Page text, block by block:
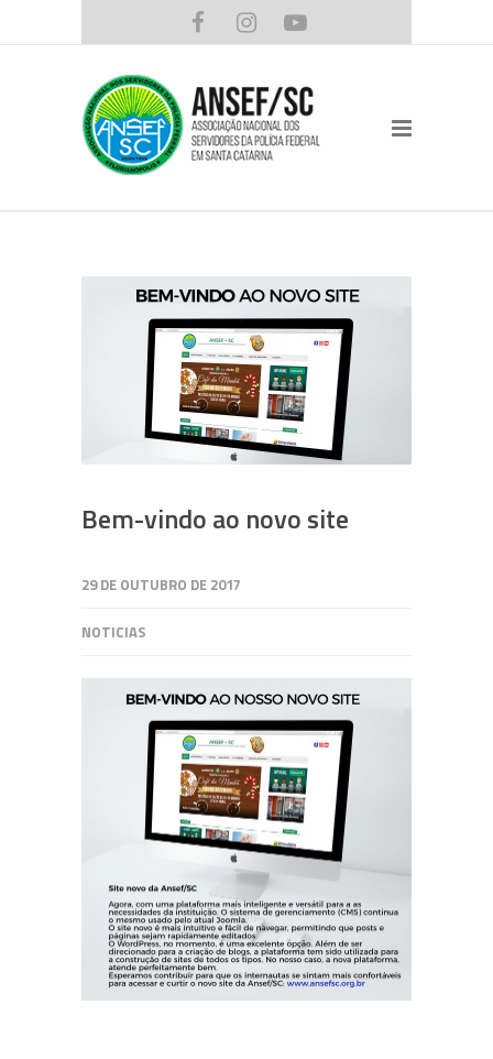
Bem-vindo ao novo site
29 DE OUTUBRO DE 2017
NOTICIAS